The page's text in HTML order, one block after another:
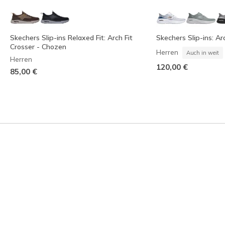
Skechers Slip-ins Relaxed Fit: Arch Fit
Crosser - Chozen
Herren
85,00 €
Skechers Slip-ins:
Herren Auch in weit
120,00 €